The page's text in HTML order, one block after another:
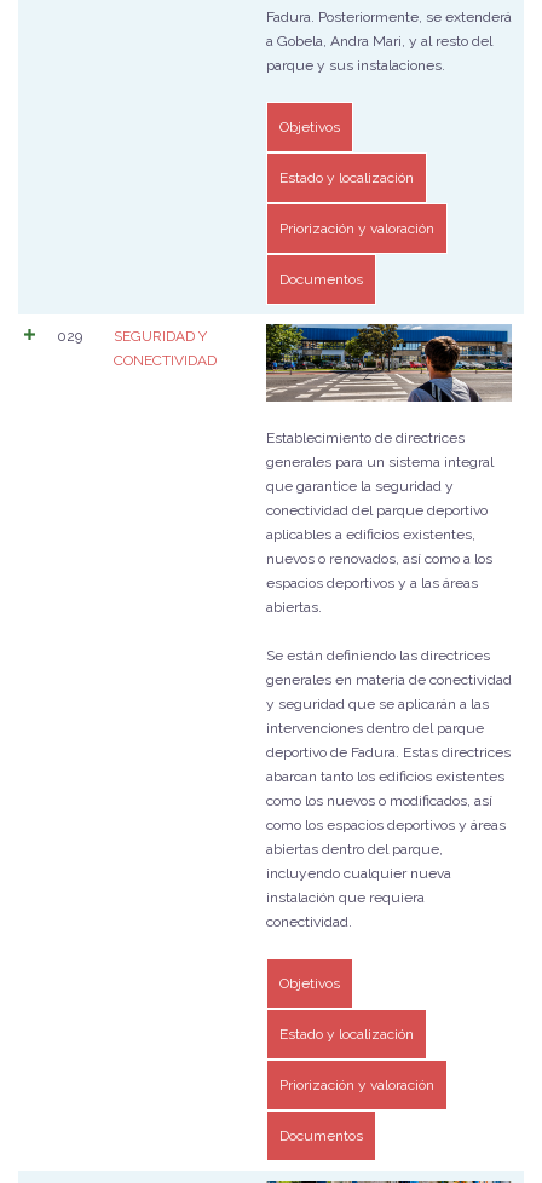
Fadura. Posteriormente, se extenderá
a Gobela, Andra Mari, y al resto del
parque y sus instalaciones.
Objetivos
Estado y localización
Priorización y valoración
Documentos
029
SEGURIDAD Y
CONECTIVIDAD
Establecimiento de directrices
generales para un sistema integral
que garantice la seguridad y
conectividad del parque deportivo
aplicables a edificios existentes,
nuevos o renovados, así como a los
espacios deportivos y a las áreas
abiertas.
Se están definiendo las directrices
generales en materia de conectividad
y seguridad que se aplicarán a las
intervenciones dentro del parque
deportivo de Fadura. Estas directrices
abarcan tanto los edificios existentes
como los nuevos o modificados, así
como los espacios deportivos y áreas
abiertas dentro del parque,
incluyendo cualquier nueva
instalación que requiera
conectividad.
Objetivos
Estado y localización
Priorización y valoración
Documentos